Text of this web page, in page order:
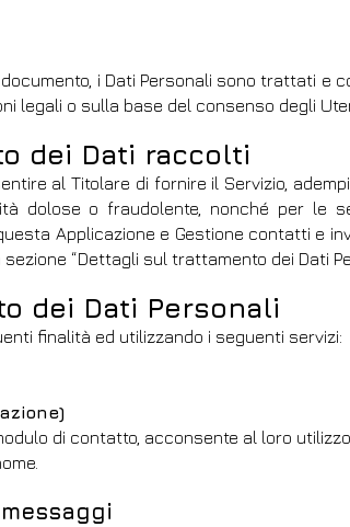
i Dati Personali sono trattati
legali o sulla base del consenso degli
dei Dati raccolti
al Titolare di fornire il Servizio,
dolose o fraudolente, nonché per le
Applicazione e Gestione contatti e
“Dettagli sul trattamento dei Dati
dei Dati Personali
finalità ed utilizzando i seguenti servizi:
di contatto, acconsente al loro